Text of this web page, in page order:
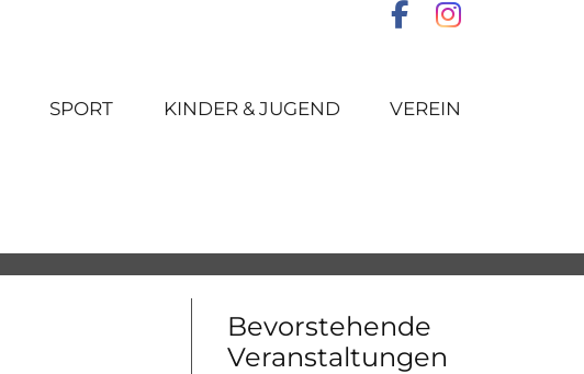
SPORT KINDER & JUGEND VEREIN
Bevorstehende
Veranstaltungen